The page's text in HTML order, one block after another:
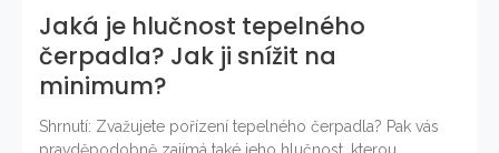
Jaká je hlučnost tepelného
čerpadla? Jak ji snížit na
minimum?
Shrnutí: Zvažujete pořízení tepelného čerpadla? Pak vás
pravděpodobně zajímá také jeho hlučnost, kterou